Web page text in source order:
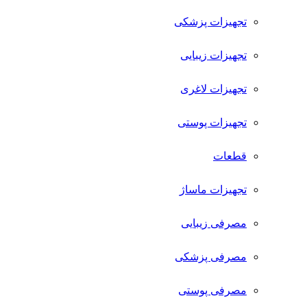
تجهیزات پزشکی
تجهیزات زیبایی
تجهیزات لاغری
تجهیزات پوستی
قطعات
تجهیزات ماساژ
مصرفی زیبایی
مصرفی پزشکی
مصرفی پوستی